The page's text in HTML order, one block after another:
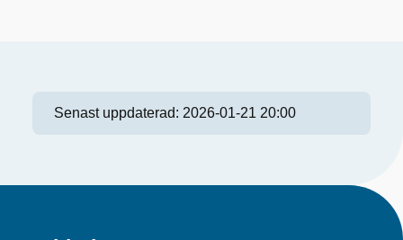
Senast uppdaterad: 2026-01-21 20:00